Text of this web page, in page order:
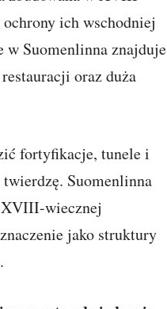
ich wschodniej
w Suomenlinna znajduje
oraz duża
fortyfikacje, tunele i
twierdzę. Suomenlinna
XVIII-wiecznej
jako struktury